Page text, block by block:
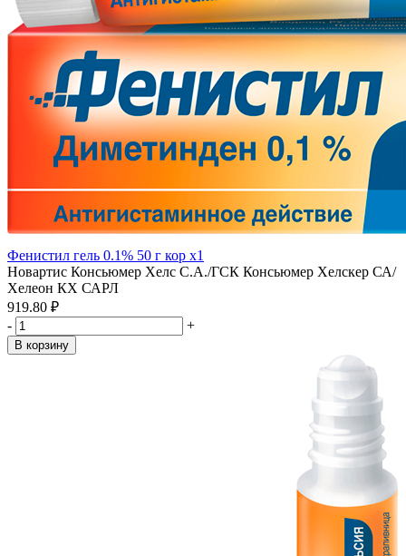
Фенистил гель 0.1% 50 г кор x1
Новартис Консьюмер Хелс С.А./ГСК Консьюмер Хелскер СА/
Хелеон КХ САРЛ
919.80 ₽
-
+
В корзину